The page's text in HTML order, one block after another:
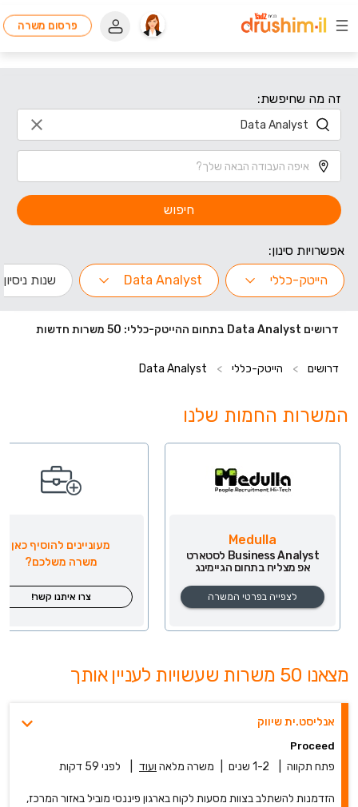
פרסום משרה
זה מה שחיפשת:
חיפוש
אפשרויות סינון:
הייטק-כללי
Data Analyst שנות ניסיון
דרושים Data Analyst בתחום ההייטק-כללי: 50 משרות חדשות
דרושים > הייטק-כללי >
Data Analyst
המשרות החמות שלנו
Medulla
Business Analyst לסטארט
אפ מצליח בתחום הגיימינג
לצפייה בפרטי המשרה
מעוניינים להוסיף כאן
משרה משלכם?
צרו איתנו קשר!
מצאנו 50 משרות שעשויות לעניין אותך
אנליסט.ית שיווק
Proceed‏
פתח תקווה 1-2 שנים משרה מלאה ועוד לפני 59 דקות
הזדמנות להשתלב בצוות מסעות לקוח בארגון פיננסי מוביל באזור המרכז,